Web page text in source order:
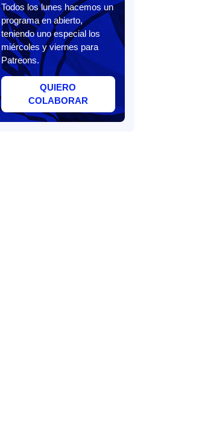
Todos los lunes hacemos un
programa en abierto,
teniendo uno especial los
miércoles y viernes para
Patreons.
QUIERO
COLABORAR